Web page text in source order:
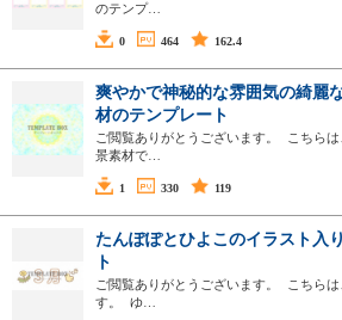
のテンプ…
0 464 162.4
爽やかで神秘的な雰囲気の綺麗
材のテンプレート
ご閲覧ありがとうございます。 こちら
景素材で…
1 330 119
たんぽぽとひよこのイラスト入
ト
ご閲覧ありがとうございます。 こちら
す。 ゆ…